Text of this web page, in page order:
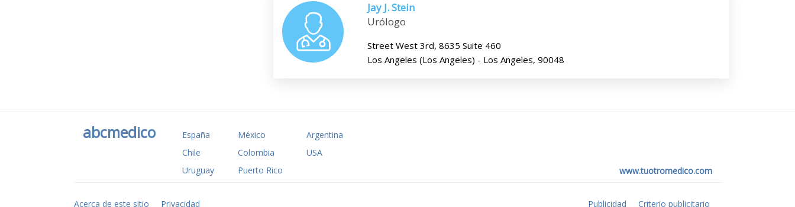
Jay J. Stein
Urólogo
Street West 3rd, 8635 Suite 460
Los Angeles (Los Angeles) - Los Angeles, 90048
abcmedico España México
Argentina
Chile
Colombia
USA
Uruguay
Puerto Rico www.tuotromedico.com
Acerca de este sitio Privacidad Publicidad Criterio publicitario